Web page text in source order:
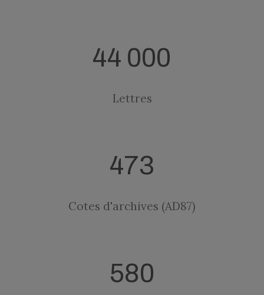
Lettres
44 000
Cotes d'archives (AD87)
473
580